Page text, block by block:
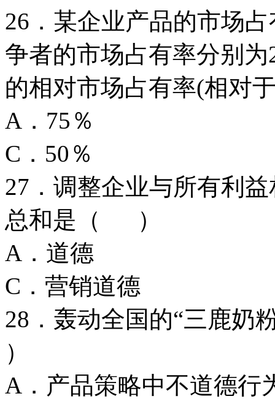
26．某企业产品的市场
争者的市场占有率分别
的相对市场占有率(相
A．75％
C．50％
27．调整企业与所有利
总和是（ ）
A．道德
C．营销道
28．轰动全国的“三鹿
）
A．产品策略中不